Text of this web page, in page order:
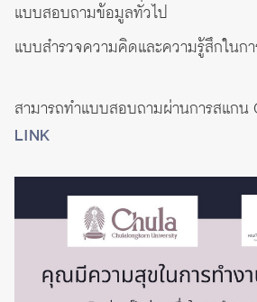
แบบสอบถามข้อมูลทั่วไป
แบบสำรวจความคิดและความรู้สึกในก
สามารถทำแบบสอบถามผ่านการสแกน
LINK